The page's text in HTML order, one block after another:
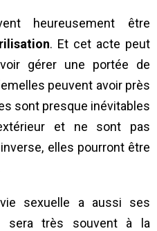
heureusement être
. Et cet acte peut
gérer une portée de
peuvent avoir près
sont presque inévitables
et ne sont pas
elles pourront être
sexuelle a aussi ses
sera très souvent à la